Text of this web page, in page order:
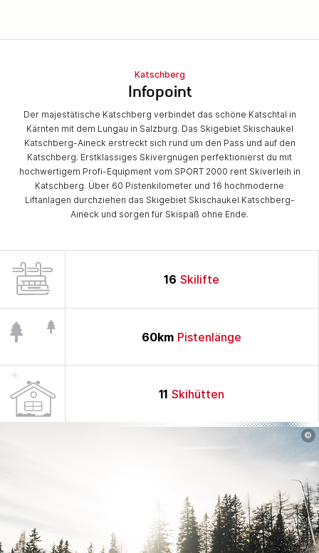
Katschberg
Infopoint
Der majestätische Katschberg verbindet das schöne Katschtal in
Kärnten mit dem Lungau in Salzburg. Das Skigebiet Skischaukel
Katschberg-Aineck erstreckt sich rund um den Pass und auf den
Katschberg. Erstklassiges Skivergnügen perfektionierst du mit
hochwertigem Profi-Equipment vom SPORT 2000 rent Skiverleih in
Katschberg. Über 60 Pistenkilometer und 16 hochmoderne
Liftanlagen durchziehen das Skigebiet Skischaukel Katschberg-
Aineck und sorgen für Skispaß ohne Ende.
16 Skilifte
60km Pistenlänge
11 Skihütten
©